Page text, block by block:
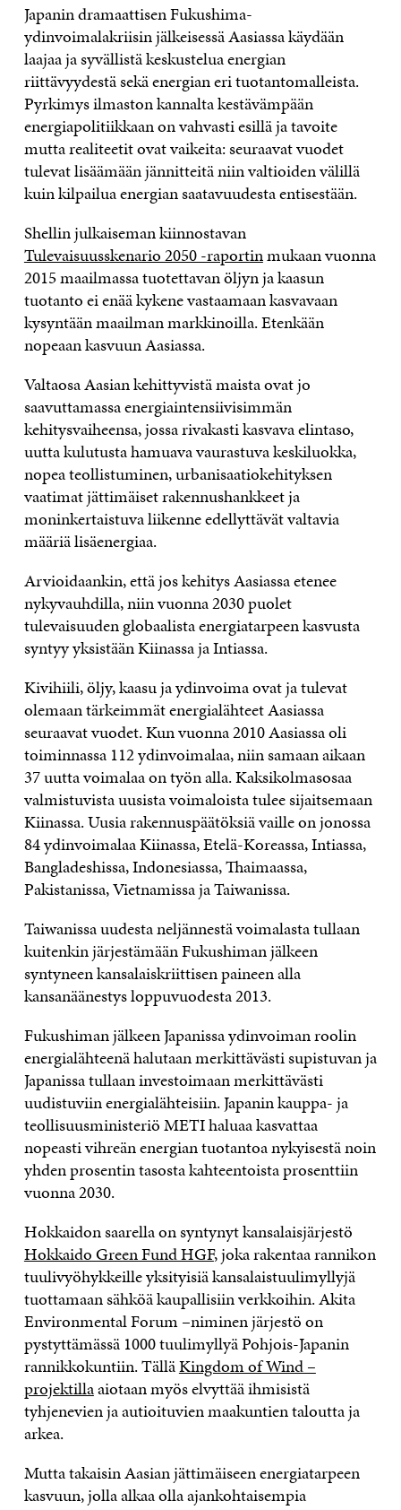
Japanin dramaattisen Fukushima-
ydinvoimalakriisin jälkeisessä Aasiassa käydään
laajaa ja syvällistä keskustelua energian
riittävyydestä sekä energian eri tuotantomalleista.
Pyrkimys ilmaston kannalta kestävämpään
energiapolitiikkaan on vahvasti esillä ja tavoite
mutta realiteetit ovat vaikeita: seuraavat vuodet
tulevat lisäämään jännitteitä niin valtioiden välillä
kuin kilpailua energian saatavuudesta entisestään.
Shellin julkaiseman kiinnostavan
Tulevaisuusskenario 2050 -raportinmukaan vuonna
2015 maailmassa tuotettavan öljyn ja kaasun
tuotanto ei enää kykene vastaamaan kasvavaan
kysyntään maailman markkinoilla. Etenkään
nopeaan kasvuun Aasiassa.
Valtaosa Aasian kehittyvistä maista ovat jo
saavuttamassa energiaintensiivisimmän
kehitysvaiheensa, jossa rivakasti kasvava elintaso,
uutta kulutusta hamuava vaurastuva keskiluokka,
nopea teollistuminen, urbanisaatiokehityksen
vaatimat jättimäiset rakennushankkeet ja
moninkertaistuva liikenne edellyttävät valtavia
määriä lisäenergiaa.
Arvioidaankin, että jos kehitys Aasiassa etenee
nykyvauhdilla, niin vuonna 2030 puolet
tulevaisuuden globaalista energiatarpeen kasvusta
syntyy yksistään Kiinassa ja Intiassa.
Kivihiili, öljy, kaasu ja ydinvoima ovat ja tulevat
olemaan tärkeimmät energialähteet Aasiassa
seuraavat vuodet. Kun vuonna 2010 Aasiassa oli
toiminnassa 112 ydinvoimalaa, niin samaan aikaan
37 uutta voimalaa on työn alla. Kaksikolmasosaa
valmistuvista uusista voimaloista tulee sijaitsemaan
Kiinassa. Uusia rakennuspäätöksiä vaille on jonossa
84 ydinvoimalaa Kiinassa, Etelä-Koreassa, Intiassa,
Bangladeshissa, Indonesiassa, Thaimaassa,
Pakistanissa, Vietnamissa ja Taiwanissa.
Taiwanissa uudesta neljännestä voimalasta tullaan
kuitenkin järjestämään Fukushiman jälkeen
syntyneen kansalaiskriittisen paineen alla
kansanäänestys loppuvuodesta 2013.
Fukushiman jälkeen Japanissa ydinvoiman roolin
energialähteenä halutaan merkittävästi supistuvan ja
Japanissa tullaan investoimaan merkittävästi
uudistuviin energialähteisiin. Japanin kauppa- ja
teollisuusministeriö METI haluaa kasvattaa
nopeasti vihreän energian tuotantoa nykyisestä noin
yhden prosentin tasosta kahteentoista prosenttiin
vuonna 2030.
Hokkaidon saarella on syntynyt kansalaisjärjestö
Hokkaido Green Fund HGF, joka rakentaa rannikon
tuulivyöhykkeille yksityisiä kansalaistuulimyllyjä
tuottamaan sähköä kaupallisiin verkkoihin. Akita
Environmental Forum –niminen järjestö on
pystyttämässä 1000 tuulimyllyä Pohjois-Japanin
rannikkokuntiin. TälläKingdom of Wind –
projektillaaiotaan myös elvyttää ihmisistä
tyhjenevien ja autioituvien maakuntien taloutta ja
arkea.
Mutta takaisin Aasian jättimäiseen energiatarpeen
kasvuun, jolla alkaa olla ajankohtaisempia